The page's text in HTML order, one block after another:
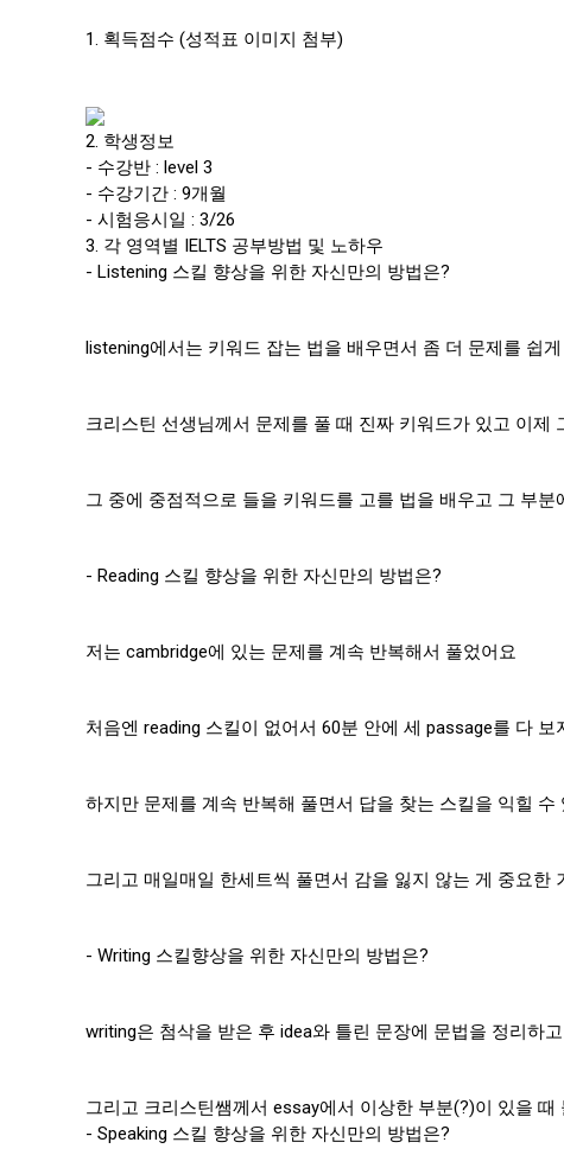
1. 획득점수 (성적표 이미지 첨부)
2. 학생정보
- 수강반 : level 3
- 수강기간 : 9개월
- 시험응시일 : 3/26
3. 각 영역별 IELTS 공부방법 및 노하우
- Listening 스킬 향상을 위한 자신만의 방법은?
listening에서는 키워드 잡는 법을 배우면서 좀 더 문제를 쉽
크리스틴 선생님께서 문제를 풀 때 진짜 키워드가 있고 이제
그 중에 중점적으로 들을 키워드를 고를 법을 배우고 그 부
- Reading 스킬 향상을 위한 자신만의 방법은?
저는 cambridge에 있는 문제를 계속 반복해서 풀었어요
처음엔 reading 스킬이 없어서 60분 안에 세 passage를 다
하지만 문제를 계속 반복해 풀면서 답을 찾는 스킬을 익힐 수
그리고 매일매일 한세트씩 풀면서 감을 잃지 않는 게 중요한
- Writing 스킬향상을 위한 자신만의 방법은?
writing은 첨삭을 받은 후 idea와 틀린 문장에 문법을 정리하
그리고 크리스틴쌤께서 essay에서 이상한 부분(?)이 있을
- Speaking 스킬 향상을 위한 자신만의 방법은?